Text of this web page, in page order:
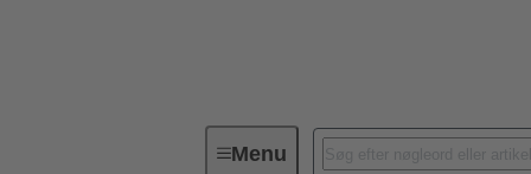
MenuIndustrielle Ethernet-switche